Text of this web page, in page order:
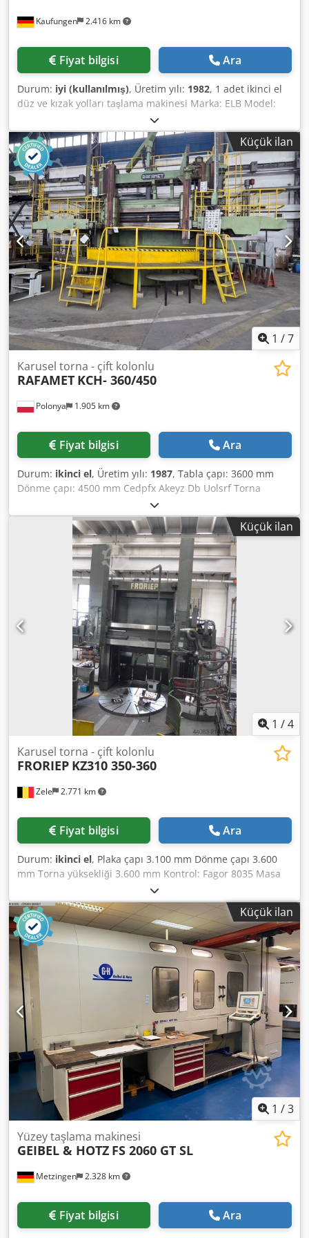
guaranteed. Accordingly, they do not constitute
verifying all important details.
Kaufungen 2.416 km
Fiyat bilgisi Ara
Durum: iyi (kullanılmış), Üretim yılı: 1982, 1 adet ikinci el
düz ve kızak yolları taşlama makinesi Marka: ELB Model:
SWDE 30 U CNC Üretim yılı: 1982 / 1999 Kontrol tipi: CNC
Kontrol ünitesi: Mitsubishi 520 Stok yeri: NRW Menşei:
Almanya Teslim süresi: Kısa sürede teslim Navlun şartı:
Depodan teslim TEKNİK VERİLER Taşlama uzunluğu: 3000
mm Taşlama genişliği: 900 mm İş parçası yüksekliği: 600
mm Manyetik bağlama plakası, elektrikli: 3000 x 900 mm
Kutup aralığı: 18 mm Crjdoynglbopfx Akljf Taşlama taşı
ölçüsü: Ø 500 x 100 mm Kontrol ünitesi: Mitsubishi 520
Toplam güç ihtiyacı: 18,5 / 5,5 kW Makine ağırlığı: Yaklaşık
19 ton Alan ihtiyacı: Yaklaşık 9 x 4,5 x 3,5 m Nakliye
ölçüleri: Yaklaşık 13 x 2,5 x 3,5 m
Küçük ilan
1 /7
Polonya 1.905 km
Karusel torna - çift kolonlu
RAFAMET KCH- 360/450
Fiyat bilgisi Ara
Durum: ikinci el, Üretim yılı: 1987, Tabla çapı: 3600 mm
Dönme çapı: 4500 mm Cedpfx Akeyz Db Uolsrf Torna
yüksekliği: 1850 mm Devir aralığı: 0,6-50 devir/dakika
Makine ağırlığı yaklaşık 72 t Kullanılmış konvansiyonel
karusel torna, çift kolonlu - Dijital gösterge - Çift kolon - 2x
ram - Hareketli en travers - Tabla kenarında ek (4’lü) takım
Küçük ilan
1 /4
Zele 2.771 km
Karusel torna - çift kolonlu
FRORIEP KZ310 350-360
Fiyat bilgisi Ara
Durum: ikinci el, Plaka çapı 3.100 mm Dönme çapı 3.600
mm Torna yüksekliği 3.600 mm Kontrol: Fagor 8035 Masa
yük kapasitesi 35 t Devir hızı 0,32–40 dev/dak Maks. kızak
strok boyu 3.000 mm Masa yük kapasitesi 35 t Devir hızı
0,32–40 dev/dak Toplam güç ihtiyacı 70 kW 2x Ram kafası
250 x 250 mm Talaş konveyörü Sis emme ünitesi Soğutma
sistemi Teknik veriler üretici veya işletmeci tarafından
sağlanmış olup, tarafımızca bağlayıcı değildir. Ara satış
hakkı saklıdır; yalnızca genel iş ve satış şartlarımız
geçerlidir. Hakkımızda 400’ün üzerinde kendi
makinelerimiz stokta Crodpfsyqt Hdjx Aklsf 15.000 m²’den
fazla depolama alanı, 70 t vinç kapasitesi 10.000’den fazla
atölyeniz için aksesuar Makinenizi, üretim hattınızı veya iş
yerinizi satmak mı istiyorsunuz? Bize ulaşmanız yeterli.
Diğer tekliflerimizi web sitemizde bulabilirsiniz.
Görüşmeler randevu ile mümkündür. Ziyaretinizi
bekliyoruz. Markus Hirsch Ekibi
Küçük ilan
1 /3
Metzingen 2.328 km
Yüzey taşlama makinesi
GEIBEL & HOTZ FS 2060 GT SL
Fiyat bilgisi Ara